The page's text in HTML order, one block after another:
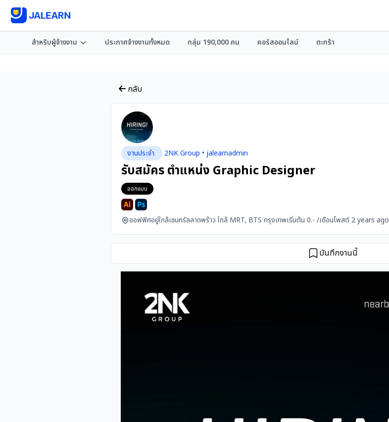
สำหรับผู้จ้างงาน ประกาศจ้างงานทั้งหมด กลุ่ม 190,000 คน คอร์สออนไลน์ ตะกร้า
กลับ
งานประจำ 2NK Group • jalearnadmin
รับสมัคร ตำแหน่ง Graphic Designer
ออกแบบ
ออฟฟิศอยู่ใกล้เซนทรัลลาดพร้าว ใกล้ MRT, BTS กรุงเทพเริ่มต้น 0.- /เดือนโพสต์ 2 years ago
บันทึกงานนี้